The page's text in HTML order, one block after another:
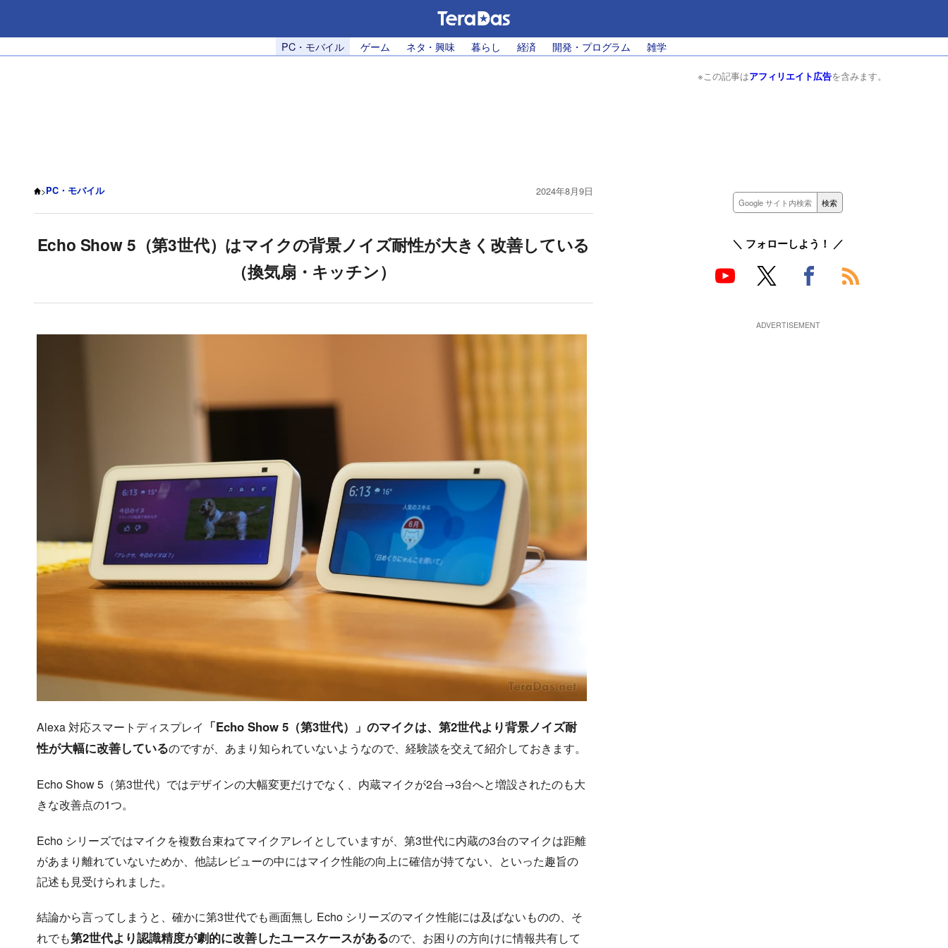
PC・モバイル ゲーム ネタ・興味 暮らし 経済 開発・プログラム 雑学
※この記事はアフィリエイト広告を含みます。
>PC・モバイル 2024年8月9日
Echo Show 5（第3世代）はマイクの背景ノイズ耐性が大きく改善している
（換気扇・キッチン）
Alexa 対応スマートディスプレイ 「Echo Show 5（第3世代）」のマイクは、第2世代より背景ノイズ耐
性が大幅に改善しているのですが、あまり知られていないようなので、経験談を交えて紹介しておきます。
Echo Show 5（第3世代）ではデザインの大幅変更だけでなく、内蔵マイクが2台→3台へと増設されたのも大
きな改善点の1つ。
Echo シリーズではマイクを複数台束ねてマイクアレイとしていますが、第3世代に内蔵の3台のマイクは距離
があまり離れていないためか、他誌レビューの中にはマイク性能の向上に確信が持てない、といった趣旨の
記述も見受けられました。
結論から言ってしまうと、確かに第3世代でも画面無し Echo シリーズのマイク性能には及ばないものの、そ
れでも第2世代より認識精度が劇的に改善したユースケースがあるので、お困りの方向けに情報共有して
＼ フォローしよう！ ／